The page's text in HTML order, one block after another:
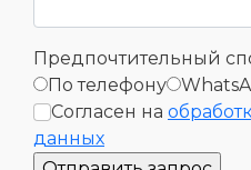
Предпочтительный
По телефону
Согласен на
данных